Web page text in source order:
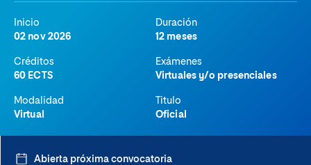
Inicio
02 nov 2026
Duración
12 meses
Créditos
60 ECTS
Exámenes
Virtuales y/o presenciales
Modalidad
Virtual
Titulo
Oficial
Abierta próxima convocatoria